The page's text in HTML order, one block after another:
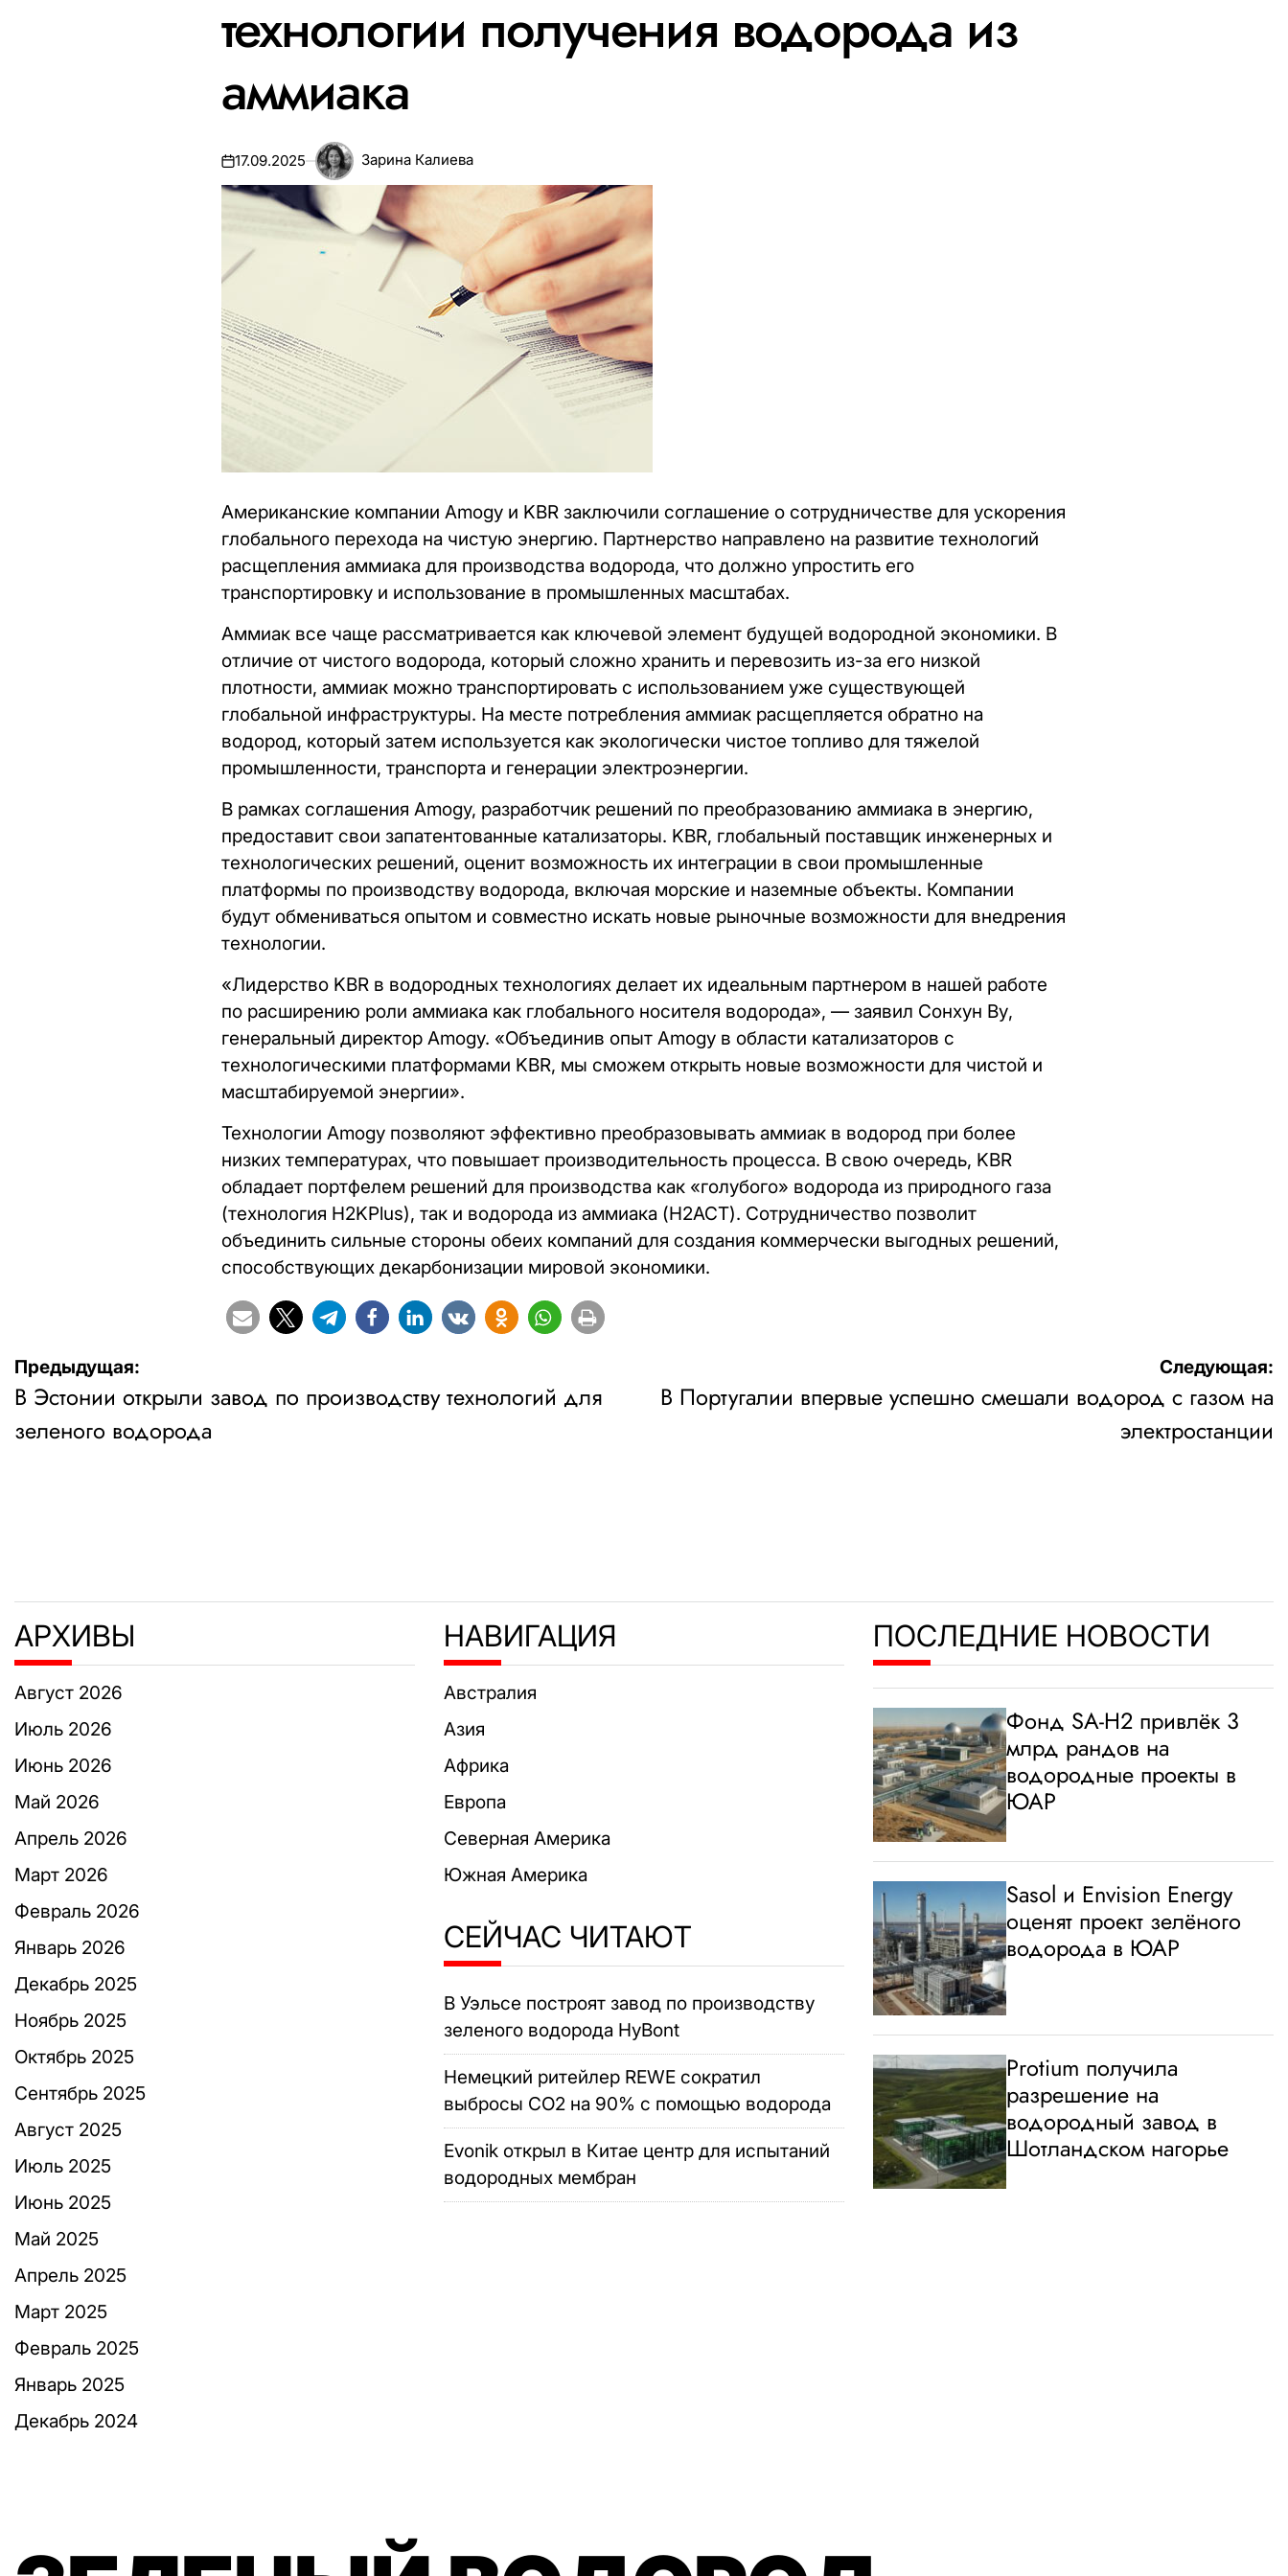
технологии получения водорода из
аммиака
17.09.2025 Зарина Калиева
Американские компании Amogy и KBR заключили соглашение о сотрудничестве для ускорения
глобального перехода на чистую энергию. Партнерство направлено на развитие технологий
расщепления аммиака для производства водорода, что должно упростить его
транспортировку и использование в промышленных масштабах.
Аммиак все чаще рассматривается как ключевой элемент будущей водородной экономики. В
отличие от чистого водорода, который сложно хранить и перевозить из-за его низкой
плотности, аммиак можно транспортировать с использованием уже существующей
глобальной инфраструктуры. На месте потребления аммиак расщепляется обратно на
водород, который затем используется как экологически чистое топливо для тяжелой
промышленности, транспорта и генерации электроэнергии.
В рамках соглашения Amogy, разработчик решений по преобразованию аммиака в энергию,
предоставит свои запатентованные катализаторы. KBR, глобальный поставщик инженерных и
технологических решений, оценит возможность их интеграции в свои промышленные
платформы по производству водорода, включая морские и наземные объекты. Компании
будут обмениваться опытом и совместно искать новые рыночные возможности для внедрения
технологии.
«Лидерство KBR в водородных технологиях делает их идеальным партнером в нашей работе
по расширению роли аммиака как глобального носителя водорода», — заявил Сонхун Ву,
генеральный директор Amogy. «Объединив опыт Amogy в области катализаторов с
технологическими платформами KBR, мы сможем открыть новые возможности для чистой и
масштабируемой энергии».
Технологии Amogy позволяют эффективно преобразовывать аммиак в водород при более
низких температурах, что повышает производительность процесса. В свою очередь, KBR
обладает портфелем решений для производства как «голубого» водорода из природного газа
(технология H2KPlus), так и водорода из аммиака (H2ACT). Сотрудничество позволит
объединить сильные стороны обеих компаний для создания коммерчески выгодных решений,
способствующих декарбонизации мировой экономики.
Навигация
по
записям
Предыдущая:
В Эстонии открыли завод по производству технологий для
зеленого водорода
Следующая:
В Португалии впервые успешно смешали водород с газом на
электростанции
АРХИВЫ
Август 2026
Июль 2026
Июнь 2026
Май 2026
Апрель 2026
Март 2026
Февраль 2026
Январь 2026
Декабрь 2025
Ноябрь 2025
Октябрь 2025
Сентябрь 2025
Август 2025
Июль 2025
Июнь 2025
Май 2025
Апрель 2025
Март 2025
Февраль 2025
Январь 2025
Декабрь 2024
НАВИГАЦИЯ
Австралия
Азия
Африка
Европа
Северная Америка
Южная Америка
СЕЙЧАС ЧИТАЮТ
В Уэльсе построят завод по производству
зеленого водорода HyBont
Немецкий ритейлер REWE сократил
выбросы CO2 на 90% с помощью водорода
Evonik открыл в Китае центр для испытаний
водородных мембран
ПОСЛЕДНИЕ НОВОСТИ
Фонд SA-H2 привлёк 3
млрд рандов на
водородные проекты в
ЮАР
Sasol и Envision Energy
оценят проект зелёного
водорода в ЮАР
Protium получила
разрешение на
водородный завод в
Шотландском нагорье